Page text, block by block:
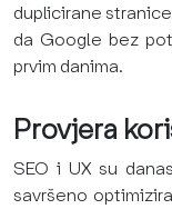
duplicirane
da Google bez
prvim danima.
Provjera
SEO i UX su
savršeno